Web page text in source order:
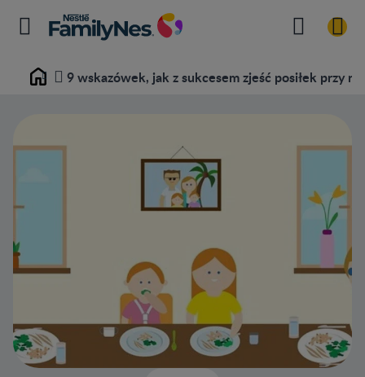
Home 9 wskazówek, jak z sukcesem zjeść posiłek przy